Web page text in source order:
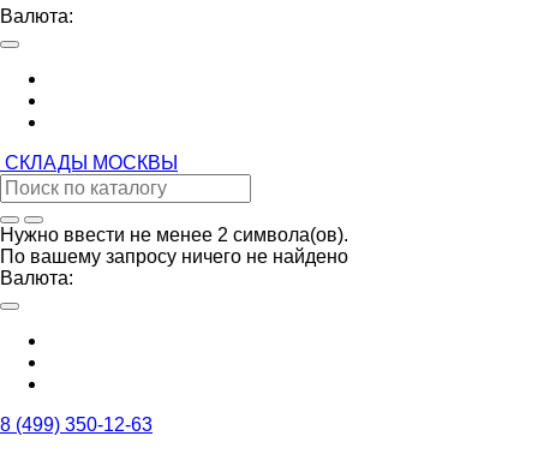
Валюта:
СКЛАДЫ МОСКВЫ
Нужно ввести не менее 2 символа(ов).
По вашему запросу ничего не найдено
Валюта:
8 (499) 350-12-63